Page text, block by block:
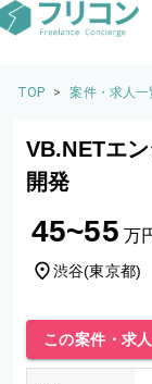
TOP > 案件・求人一
VB.NETエ
開発
45~55 万
渋谷(東京都)
この案件・求